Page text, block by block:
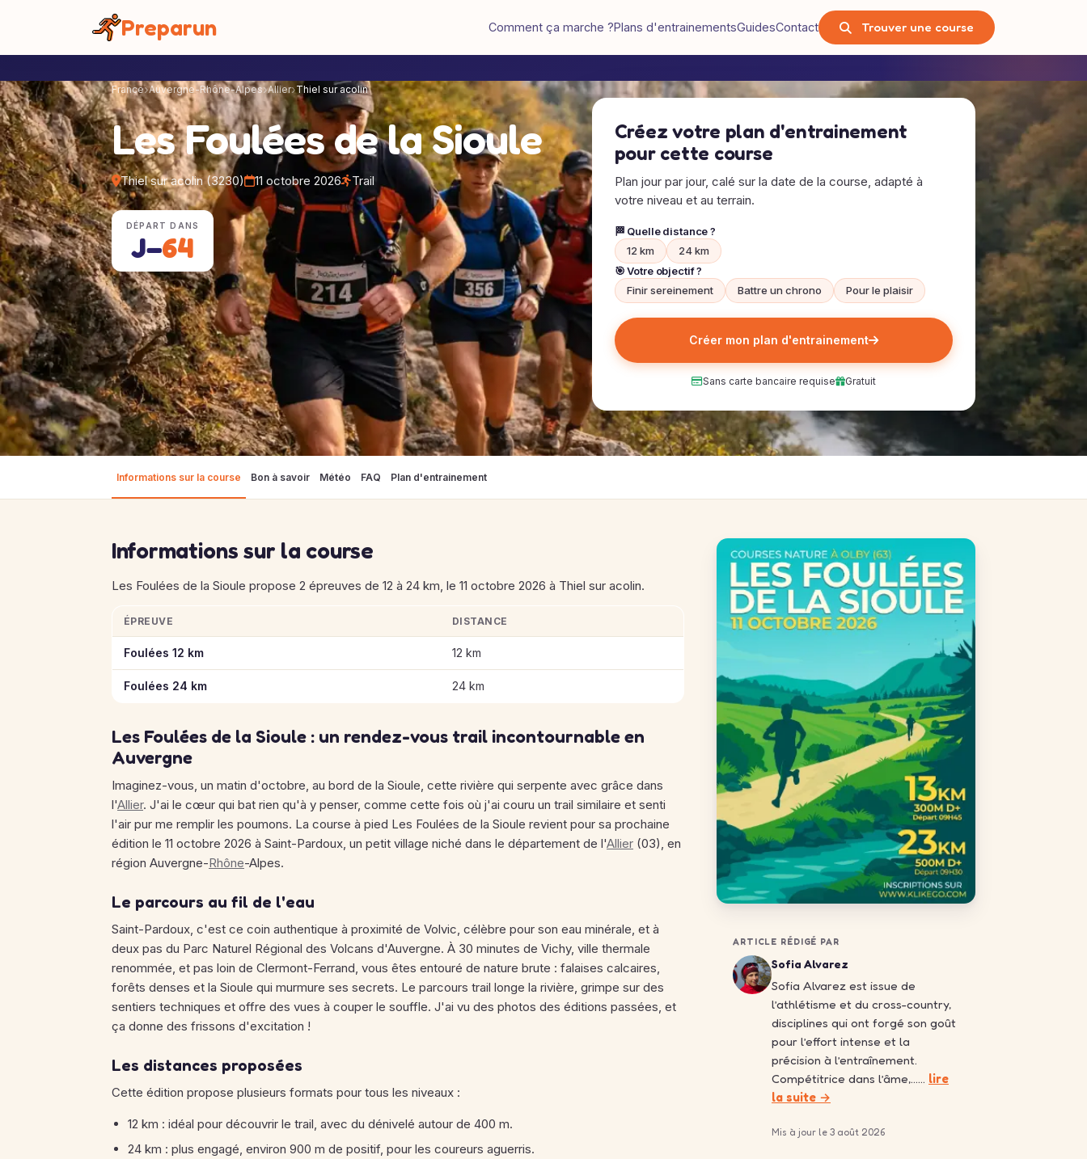
Preparun Comment ça marche ?Plans d'entrainementsGuidesContact Trouver une course
France Auvergne-Rhône-Alpes Allier Thiel sur acolin
Les Foulées de la Sioule
Thiel sur acolin (3230) 11 octobre 2026 Trail
DÉPART DANS
J−64
Créez votre plan d'entrainement
pour cette course
Plan jour par jour, calé sur la date de la course, adapté à
votre niveau et au terrain.
🏁 Quelle distance ?
12 km
24 km
🎯 Votre objectif ?
Finir sereinement
Battre un chrono Pour le plaisir
Créer mon plan d'entrainement
Sans carte bancaire requise Gratuit
Informations sur la course Bon à savoir Météo FAQ Plan d'entrainement
Informations sur la course
Les Foulées de la Sioule propose 2 épreuves de 12 à 24 km, le 11 octobre 2026 à Thiel sur acolin.
Informations clés des épreuves de Les Foulées de la Sioule
ÉPREUVE DISTANCE
Foulées 12 km 12 km
Foulées 24 km 24 km
Les Foulées de la Sioule : un rendez-vous trail incontournable en
Auvergne
Imaginez-vous, un matin d'octobre, au bord de la Sioule, cette rivière qui serpente avec grâce dans
l'Allier. J'ai le cœur qui bat rien qu'à y penser, comme cette fois où j'ai couru un trail similaire et senti
l'air pur me remplir les poumons. La course à pied Les Foulées de la Sioule revient pour sa prochaine
édition le 11 octobre 2026 à Saint-Pardoux, un petit village niché dans le département de l'Allier (03), en
région Auvergne-Rhône-Alpes.
Le parcours au fil de l'eau
Saint-Pardoux, c'est ce coin authentique à proximité de Volvic, célèbre pour son eau minérale, et à
deux pas du Parc Naturel Régional des Volcans d'Auvergne. À 30 minutes de Vichy, ville thermale
renommée, et pas loin de Clermont-Ferrand, vous êtes entouré de nature brute : falaises calcaires,
forêts denses et la Sioule qui murmure ses secrets. Le parcours trail longe la rivière, grimpe sur des
sentiers techniques et offre des vues à couper le souffle. J'ai vu des photos des éditions passées, et
ça donne des frissons d'excitation !
Les distances proposées
Cette édition propose plusieurs formats pour tous les niveaux :
12 km : idéal pour découvrir le trail, avec du dénivelé autour de 400 m.
24 km : plus engagé, environ 900 m de positif, pour les coureurs aguerris.
ARTICLE RÉDIGÉ PAR
Sofia Alvarez
Sofia Alvarez est issue de
l’athlétisme et du cross-country,
disciplines qui ont forgé son goût
pour l’effort intense et la
précision à l’entraînement.
Compétitrice dans l’âme,…… lire
la suite →
Mis à jour le 3 août 2026